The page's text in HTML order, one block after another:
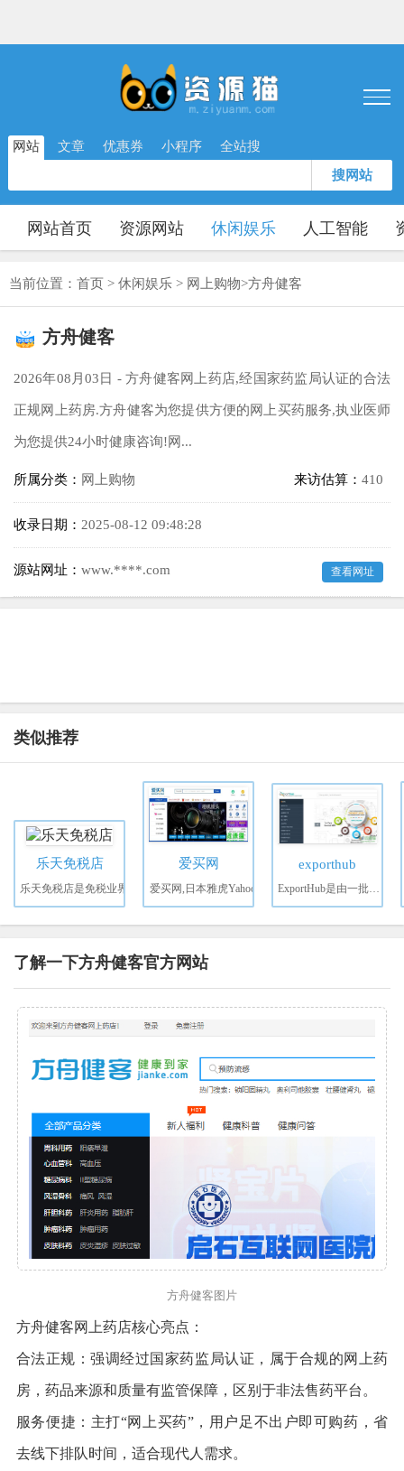
网站 文章 优惠券 小程序 全站搜
搜网站
网站首页 资源网站 休闲娱乐 人工智能
当前位置： 首页 > 休闲娱乐 > 网上购物>方舟健客
方舟健客
2026年08月03日 - 方舟健客网上药店,经国家药监局认证的合法
正规网上药房.方舟健客为您提供方便的网上买药服务,执业医师
为您提供24小时健康咨询!网...
所属分类： 网上购物 来访估算： 410
收录日期： 2025-08-12 09:48:28
源站网址： www.****.com 查看网址
类似推荐
乐天免税店
乐天免税店是免税业界
爱买网
爱买网,日本雅虎Yahoo
exporthub
ExportHub是由一批B2B
了解一下方舟健客官方网站
方舟健客图片
方舟健客网上药店核心亮点：
合法正规：强调经过国家药监局认证，属于合规的网上药
房，药品来源和质量有监管保障，区别于非法售药平台。
服务便捷：主打“网上买药”，用户足不出户即可购药，省
去线下排队时间，适合现代人需求。